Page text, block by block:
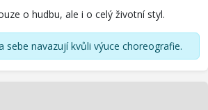
o hudbu, ale i o celý životní styl.
sebe navazují kvůli výuce choreografie.